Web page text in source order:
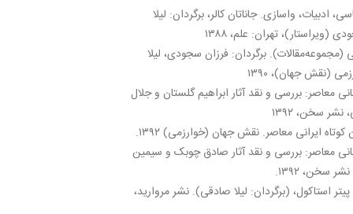
ادبیات، واسازی. جاناتان کالر، برگردان: لیلا
(ویراستار)، تهران: علم، ۱۳۸۸
(مجموعه‌مقالات). برگردان: فرزان سجودی، لیلا
(نقش جهان)، ۱۳۹۰
معاصر: بررسی و نقد آثار ابراهیم گلستان و جلال
سخن، ۱۳۹۲
ایرانی معاصر. نقش جهان (خوارزمی) ۱۳۹۲.
معاصر: بررسی و نقد آثار صادق چوبک و سیمین
سخن، ۱۳۹۲.
استاکول، (برگردان: لیلا صادقی). نشر مروارید،